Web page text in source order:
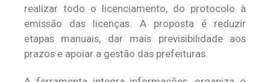
realizar todo o licenciamento, do protocolo à
emissão das licenças. A proposta é reduzir
etapas manuais, dar mais previsibilidade aos
prazos e apoiar a gestão das prefeituras.